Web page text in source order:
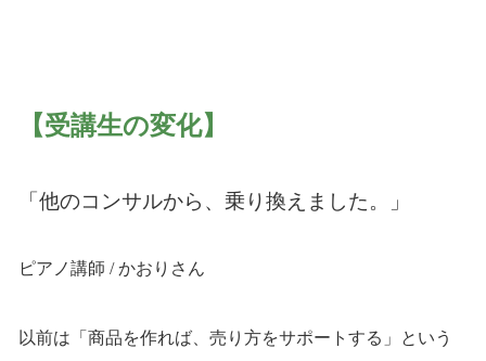
【受講生の変化】
「他のコンサルから、乗り換えました。」
ピアノ講師 / かおりさん
以前は「商品を作れば、売り方をサポートする」という